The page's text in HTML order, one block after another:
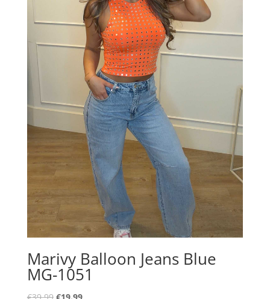
Marivy Balloon Jeans Blue
MG-1051
€39.99 Oorspronkelijke
€19.99Huidige